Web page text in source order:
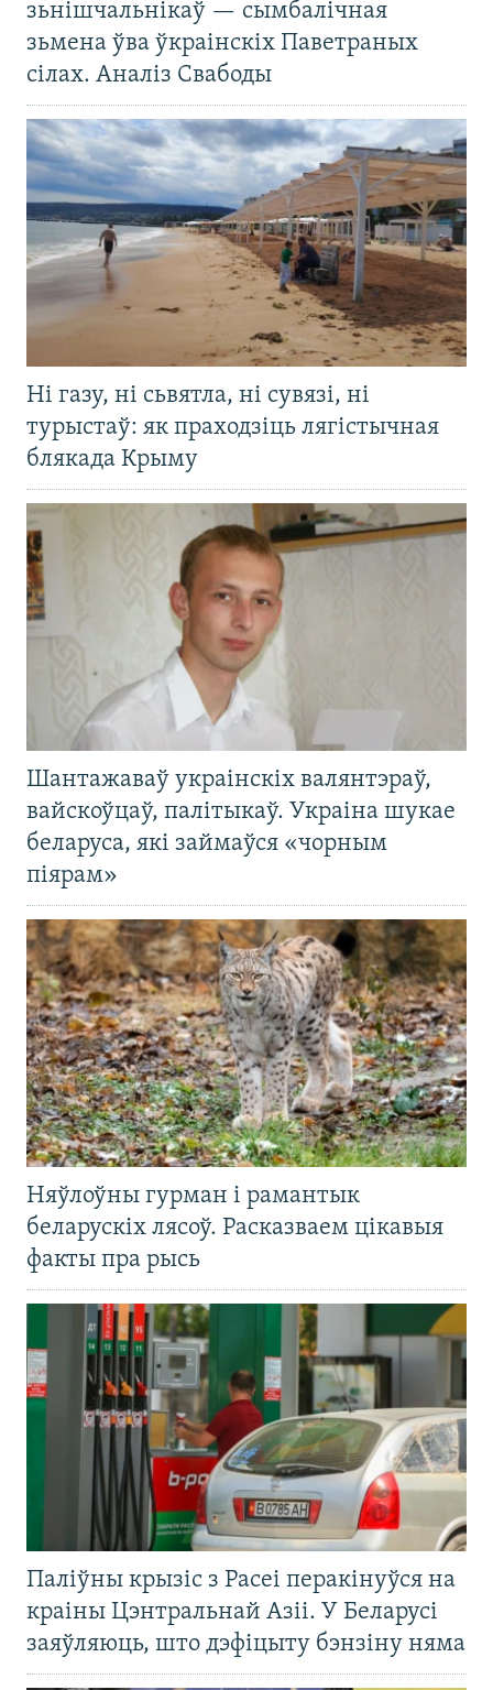
зьнішчальнікаў — сымбалічная
зьмена ўва ўкраінскіх Паветраных
сілах. Аналіз Свабоды
Ні газу, ні сьвятла, ні сувязі, ні
турыстаў: як праходзіць лягістычная
блякада Крыму
Шантажаваў украінскіх валянтэраў,
вайскоўцаў, палітыкаў. Украіна шукае
беларуса, які займаўся «чорным
піярам»
Няўлоўны гурман і рамантык
беларускіх лясоў. Расказваем цікавыя
факты пра рысь
Паліўны крызіс з Расеі перакінуўся на
краіны Цэнтральнай Азіі. У Беларусі
заяўляюць, што дэфіцыту бэнзіну няма